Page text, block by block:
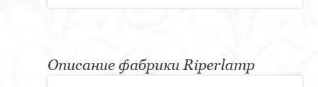
Описание фабрики Riperlamp